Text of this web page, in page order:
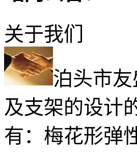
关于我们
泊头市
及支架的设计
有：梅花形弹